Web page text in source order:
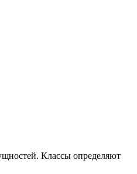
Классы определяют